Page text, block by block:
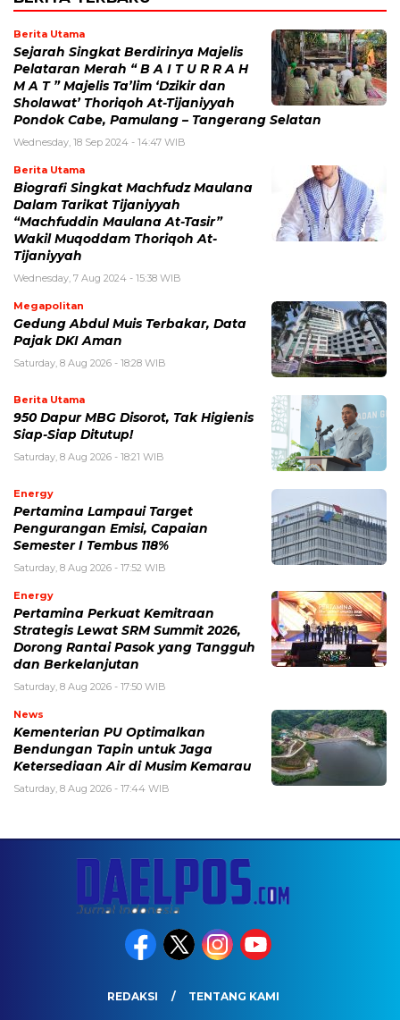
Berita Utama
Sejarah Singkat Berdirinya Majelis
Pelataran Merah “ B A I T U R R A H
M A T ” Majelis Ta’lim ‘Dzikir dan
Sholawat’ Thoriqoh At-Tijaniyyah
Pondok Cabe, Pamulang – Tangerang Selatan
Wednesday, 18 Sep 2024 - 14:47 WIB
Berita Utama
Biografi Singkat Machfudz Maulana
Dalam Tarikat Tijaniyyah
“Machfuddin Maulana At-Tasir”
Wakil Muqoddam Thoriqoh At-
Tijaniyyah
Wednesday, 7 Aug 2024 - 15:38 WIB
Megapolitan
Gedung Abdul Muis Terbakar, Data
Pajak DKI Aman
Saturday, 8 Aug 2026 - 18:28 WIB
Berita Utama
950 Dapur MBG Disorot, Tak Higienis
Siap-Siap Ditutup!
Saturday, 8 Aug 2026 - 18:21 WIB
Energy
Pertamina Lampaui Target
Pengurangan Emisi, Capaian
Semester I Tembus 118%
Saturday, 8 Aug 2026 - 17:52 WIB
Energy
Pertamina Perkuat Kemitraan
Strategis Lewat SRM Summit 2026,
Dorong Rantai Pasok yang Tangguh
dan Berkelanjutan
Saturday, 8 Aug 2026 - 17:50 WIB
News
Kementerian PU Optimalkan
Bendungan Tapin untuk Jaga
Ketersediaan Air di Musim Kemarau
Saturday, 8 Aug 2026 - 17:44 WIB
REDAKSI TENTANG KAMI